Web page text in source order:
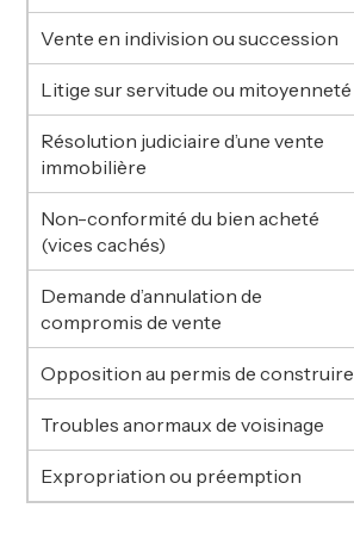
Vente en indivision ou succession
Litige sur servitude ou mitoyenneté
Résolution judiciaire d’une vente
immobilière
Non-conformité du bien acheté
(vices cachés)
Demande d’annulation de
compromis de vente
Opposition au permis de construire
Troubles anormaux de voisinage
Expropriation ou préemption